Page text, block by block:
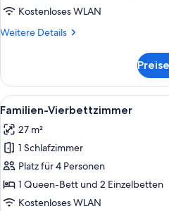
Kostenloses WLAN
Weitere Details
Weitere
Doppelzimmer,
Stadtblick
Alle
Fotos
für
Familien-
Vierbettzimmer
anzeigen
3
Familien-Vierbettzimmer
27 m²
1 Schlafzimmer
Platz für 4 Personen
1 Queen-Bett und 2 Einzelbetten
Kostenloses WLAN